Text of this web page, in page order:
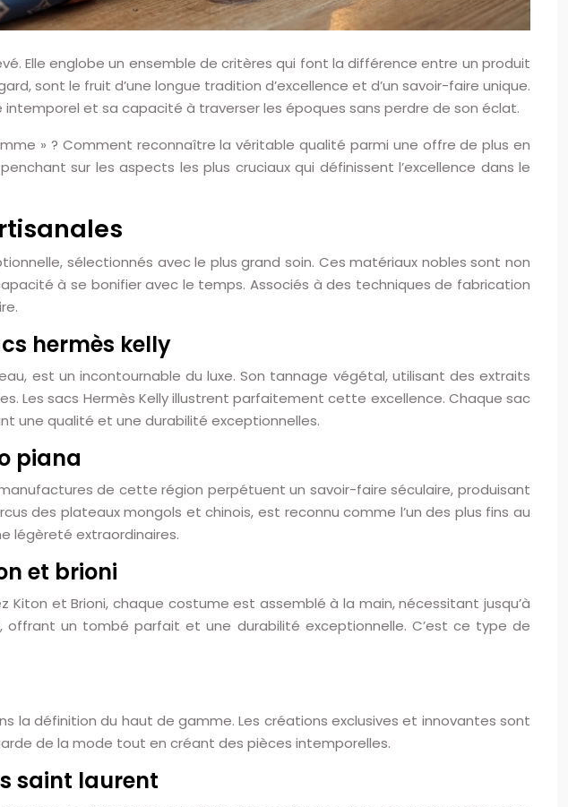
Elle englobe un ensemble de critères qui font la différence entre un produit
sont le fruit d’une longue tradition d’excellence et d’un savoir-faire unique.
et sa capacité à traverser les époques sans perdre de son éclat.
» ? Comment reconnaître la véritable qualité parmi une offre de plus en
sur les aspects les plus cruciaux qui définissent l’excellence dans le
sélectionnés avec le plus grand soin. Ces matériaux nobles sont non
à se bonifier avec le temps. Associés à des techniques de fabrication
hermès kelly
est un incontournable du luxe. Son tannage végétal, utilisant des extraits
Les sacs Hermès Kelly illustrent parfaitement cette excellence. Chaque sac
une qualité et une durabilité exceptionnelles.
piana
de cette région perpétuent un savoir-faire séculaire, produisant
des plateaux mongols et chinois, est reconnu comme l’un des plus fins au
légèreté extraordinaires.
et brioni
et Brioni, chaque costume est assemblé à la main, nécessitant jusqu’à
un tombé parfait et une durabilité exceptionnelle. C’est ce type de
la définition du haut de gamme. Les créations exclusives et innovantes sont
de la mode tout en créant des pièces intemporelles.
saint laurent